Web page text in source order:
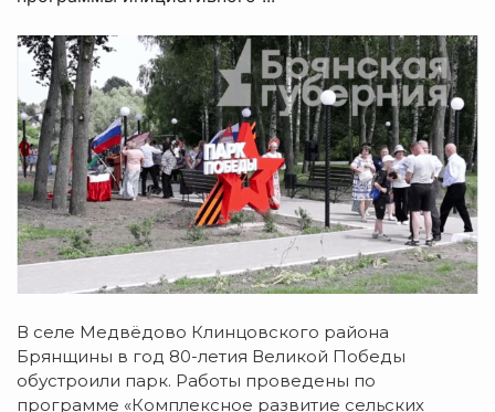
В селе Медвёдово Клинцовского района
Брянщины в год 80-летия Великой Победы
обустроили парк. Работы проведены по
программе «Комплексное развитие сельских